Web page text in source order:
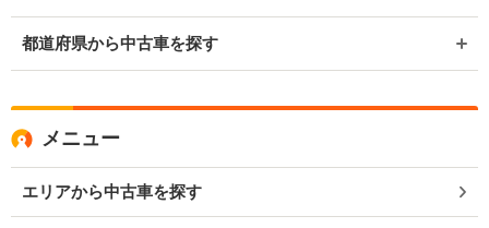
都道府県から中古車を探す
メニュー
エリアから中古車を探す